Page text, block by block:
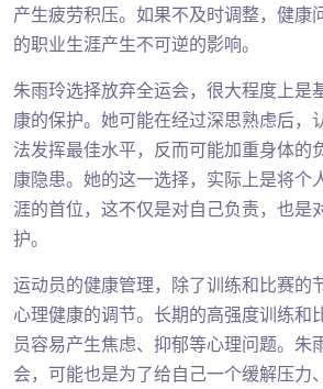
产生疲劳积压。如果不及时调整，健康
的职业生涯产生不可逆的影响。
朱雨玲选择放弃全运会，很大程度上是
康的保护。她可能在经过深思熟虑后，
法发挥最佳水平，反而可能加重身体的
康隐患。她的这一选择，实际上是将个
涯的首位，这不仅是对自己负责，也是
护。
运动员的健康管理，除了训练和比赛的
心理健康的调节。长期的高强度训练和
员容易产生焦虑、抑郁等心理问题。朱
会，可能也是为了给自己一个缓解压力